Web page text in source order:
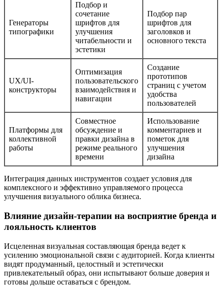
Генераторы
типографики
Подбор и
сочетание
шрифтов для
улучшения
читабельности и
эстетики
Подбор пар
шрифтов для
заголовков и
основного текста
UX/UI-
конструкторы
Оптимизация
пользовательского
взаимодействия и
навигации
Создание
прототипов
страниц с учетом
удобства
пользователей
Платформы для
коллективной
работы
Совместное
обсуждение и
правки дизайна в
режиме реального
времени
Использование
комментариев и
пометок для
улучшения
дизайна
Интеграция данных инструментов создает условия для
комплексного и эффективно управляемого процесса
улучшения визуального облика бизнеса.
Влияние дизайн-терапии на восприятие бренда и
лояльность клиентов
Исцеленная визуальная составляющая бренда ведет к
усилению эмоциональной связи с аудиторией. Когда клиенты
видят продуманный, целостный и эстетически
привлекательный образ, они испытывают больше доверия и
готовы дольше оставаться с брендом.